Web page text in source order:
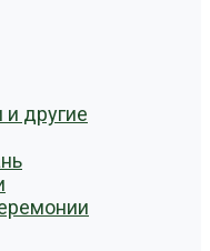
и другие